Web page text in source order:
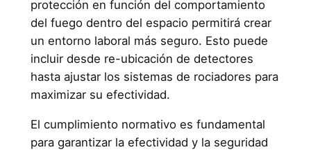
protección en función del comportamiento
del fuego dentro del espacio permitirá crear
un entorno laboral más seguro. Esto puede
incluir desde re-ubicación de detectores
hasta ajustar los sistemas de rociadores para
maximizar su efectividad.
El cumplimiento normativo es fundamental
para garantizar la efectividad y la seguridad